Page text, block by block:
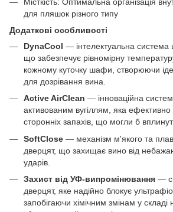
для пляшок різного типу
Додаткові особливості
DynaCool — інтелектуальна система
що забезпечує рівномірну
кожному куточку шафи, створюючи
для дозрівання вина.
Active AirClean — інноваційна
активованим вугіллям, яка ефективно
сторонніх запахів, що могли б
SoftClose — механізм м'якого та
дверцят, що захищає вино від
ударів.
Захист від УФ-випромінювання —
дверцят, яке надійно блокує
запобігаючи хімічним змінам у складі